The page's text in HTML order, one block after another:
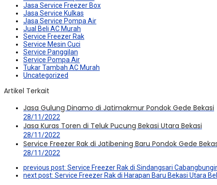
Jasa Service Freezer Box
Jasa Service Kulkas
Jasa Service Pompa Air
Jual Beli AC Murah
Service Freezer Rak
Service Mesin Cuci
Service Panggilan
Service Pompa Air
Tukar Tambah AC Murah
Uncategorized
Artikel Terkait
Jasa Gulung Dinamo di Jatimakmur Pondok Gede Bekasi
28/11/2022
Jasa Kuras Toren di Teluk Pucung Bekasi Utara Bekasi
28/11/2022
Service Freezer Rak di Jatibening Baru Pondok Gede
28/11/2022
previous post: Service Freezer Rak di Sindangsari
next post: Service Freezer Rak di Harapan Baru Bekasi Utara